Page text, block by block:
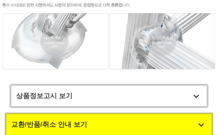
상품정보고시 보기
교환/반품/취소 안내 보기